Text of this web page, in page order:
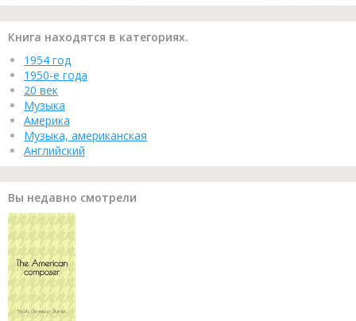
Книга находятся в категориях.
1954 год
1950-е года
20 век
Музыка
Америка
Музыка, американская
Английский
Вы недавно смотрели